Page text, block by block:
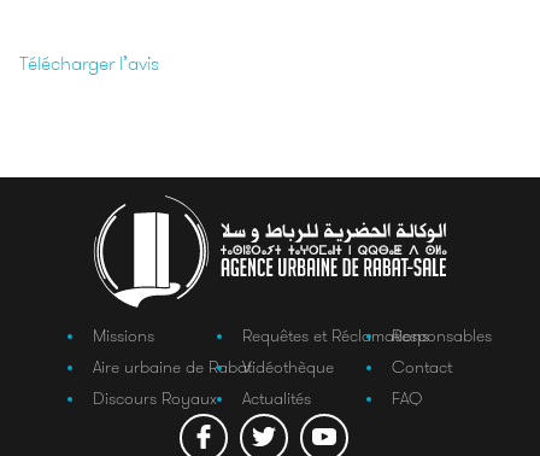
Télécharger l’avis
Missions
Aire urbaine de Rabat
Discours Royaux
Requêtes et Réclamations
Vidéothèque
Actualités
Responsables
Contact
FAQ